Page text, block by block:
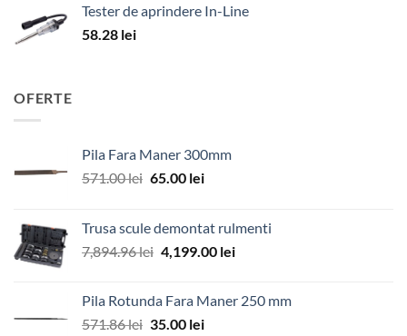
Tester de aprindere In-Line
58.28 lei
OFERTE
Pila Fara Maner 300mm
571.00lei Prețul
fost:
571.00 lei.
65.00 leiPrețul
65.00 lei.
Trusa scule demontat rulmenti
7,894.96lei Prețul
fost:
7,894.96 lei.
4,199.00 leiPrețul
4,199.00 lei.
Pila Rotunda Fara Maner 250 mm
571.86lei Prețul
35.00 leiPrețul